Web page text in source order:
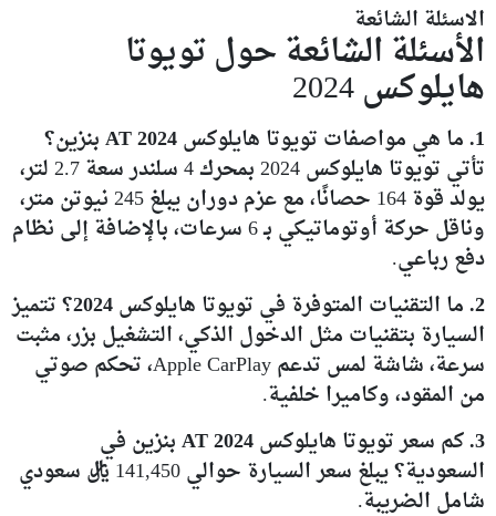
الاسئلة الشائعة
الأسئلة الشائعة حول تويوتا
هايلوكس 2024
1. ما هي مواصفات تويوتا هايلوكس 2024 AT بنزين؟
تأتي تويوتا هايلوكس 2024 بمحرك 4 سلندر سعة 2.7 لتر،
يولد قوة 164 حصانًا، مع عزم دوران يبلغ 245 نيوتن متر،
وناقل حركة أوتوماتيكي بـ 6 سرعات، بالإضافة إلى نظام
دفع رباعي.
2. ما التقنيات المتوفرة في تويوتا هايلوكس 2024؟
تتميز
السيارة بتقنيات مثل الدخول الذكي، التشغيل بزر، مثبت
سرعة، شاشة لمس تدعم Apple CarPlay، تحكم صوتي
من المقود، وكاميرا خلفية.
3. كم سعر تويوتا هايلوكس 2024 AT بنزين في
السعودية؟ يبلغ سعر السيارة حوالي 141,450 ريال سعودي
شامل الضريبة.